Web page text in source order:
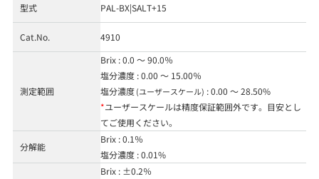
型式 PAL-BX|SALT+15
Cat.No. 4910
測定範囲
Brix : 0.0 ～ 90.0％
塩分濃度 : 0.00 ～ 15.00％
塩分濃度(ユーザースケール) : 0.00 ～ 28.50%
*ユーザースケールは精度保証範囲外です。目安とし
てご使用ください。
分解能
Brix : 0.1％
塩分濃度 : 0.01%
Brix : ±0.2％